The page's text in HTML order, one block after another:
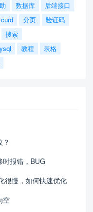
数据库
后端接口
curd 分页
验证码
搜索
教程
表格
时报错，BUG
很慢，如何快速优化
空